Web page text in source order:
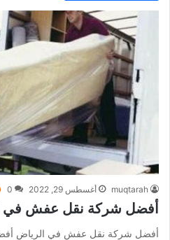
muqtarah أغسطس 29, 2022 0
أفضل شركة نقل عفش في
أفضل شركة نقل عفش في الرياض